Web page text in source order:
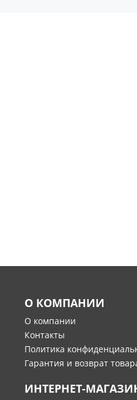
О КОМПАНИИ
О компании
Контакты
Политика
Гарантия и возврат
ИНТЕРНЕТ-